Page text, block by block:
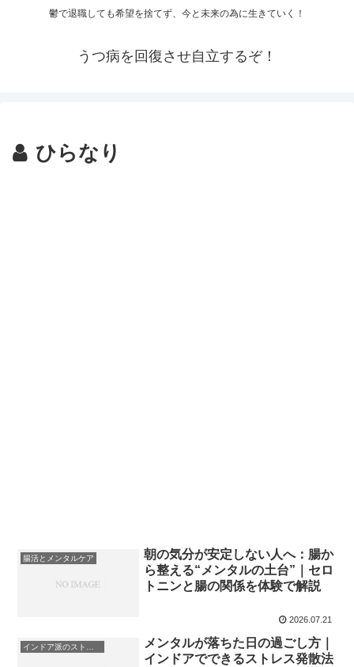
鬱で退職しても希望を捨てず、今と未来の為に生きていく！
うつ病を回復させ自立するぞ！
ひらなり
腸活とメンタルケア
朝の気分が安定しない人へ：腸か
ら整える“メンタルの土台”｜セロ
トニンと腸の関係を体験で解説
2026.07.21
インドア派のストレス発散
メンタルが落ちた日の過ごし方｜
インドアでできるストレス発散法